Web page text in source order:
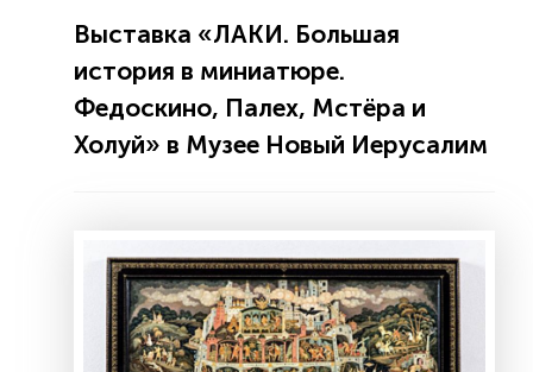
Выставка «ЛАКИ. Большая
история в миниатюре.
Федоскино, Палех, Мстёра и
Холуй» в Музее Новый Иерусалим